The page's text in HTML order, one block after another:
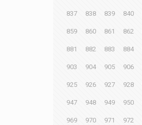
837 838 839 840
859 860 861 862
881 882 883 884
903 904 905 906
925 926 927 928
947 948 949 950
969 970 971 972